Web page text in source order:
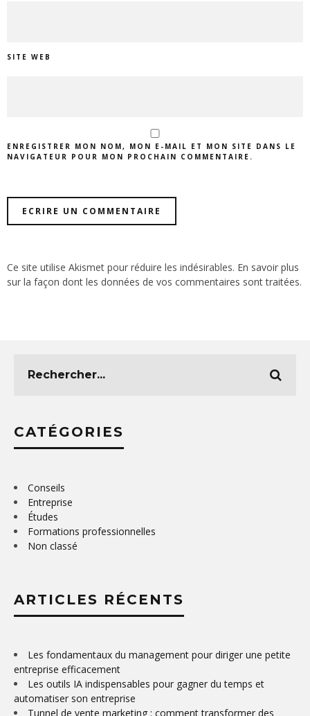
SITE WEB
ENREGISTRER MON NOM, MON E-MAIL ET MON SITE DANS LE
NAVIGATEUR POUR MON PROCHAIN COMMENTAIRE.
Ce site utilise Akismet pour réduire les indésirables. En savoir plus
sur la façon dont les données de vos commentaires sont traitées.
CATÉGORIES
Conseils
Entreprise
Études
Formations professionnelles
Non classé
ARTICLES RÉCENTS
Les fondamentaux du management pour diriger une petite
entreprise efficacement
Les outils IA indispensables pour gagner du temps et
automatiser son entreprise
Tunnel de vente marketing : comment transformer des